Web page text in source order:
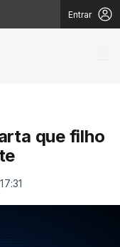
Entrar
diz em
que filho